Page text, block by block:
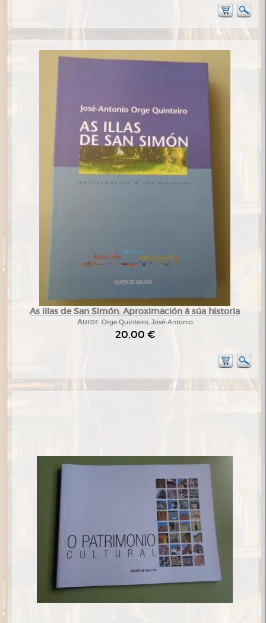
As illas de San Simón. Aproximación á súa historia
Autor: Orge Quinteiro, José-Antonio
20,00 €